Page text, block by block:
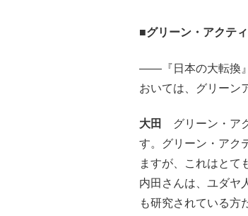
■グリーン・アクテ
――『日本の大転換
おいては、グリーン
大田
グリーン・ア
す。グリーン・アク
ますが、これはとて
内田さんは、ユダヤ
も研究されている方